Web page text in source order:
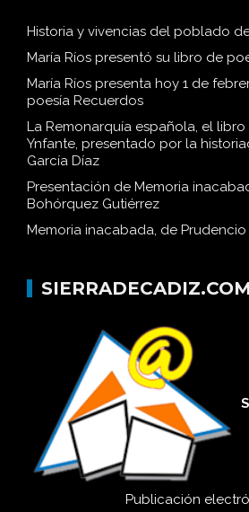
Historia y vivencias del poblado
María Ríos presentó su libro de
María Ríos presenta hoy 1 de
poesía Recuerdos
La Remonarquía española, el
Ynfante, presentado por la
García Díaz
Presentación de Memoria
Bohórquez Gutiérrez
Memoria inacabada, de
SIERRADECADIZ.COM
Publicación